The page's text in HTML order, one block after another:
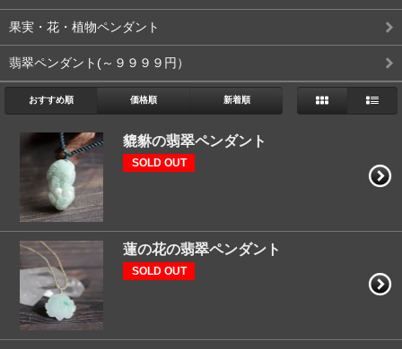
果実・花・植物ペンダント
翡翠ペンダント(～９９９９円）
おすすめ順 価格順 新着順
貔貅の翡翠ペンダント
SOLD OUT
蓮の花の翡翠ペンダント
SOLD OUT